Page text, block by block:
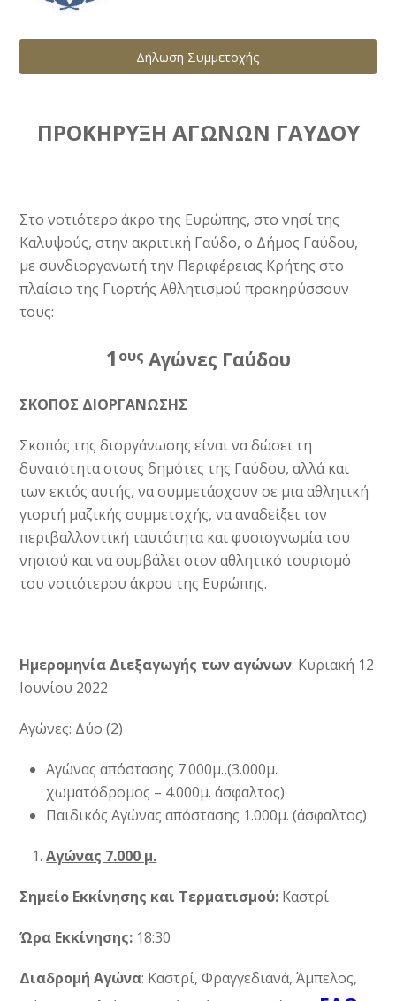
Δήλωση Συμμετοχής
ΠΡΟΚΗΡΥΞΗ ΑΓΩΝΩΝ ΓΑΥΔΟΥ
Στο νοτιότερο άκρο της Ευρώπης, στο νησί της
Καλυψούς, στην ακριτική Γαύδο, ο Δήμος Γαύδου,
με συνδιοργανωτή την Περιφέρειας Κρήτης στο
πλαίσιο της Γιορτής Αθλητισμού προκηρύσσουν
τους:
1 ους Αγώνες Γαύδου
ΣΚΟΠΟΣ ΔΙΟΡΓΑΝΩΣΗΣ
Σκοπός της διοργάνωσης είναι να δώσει τη
δυνατότητα στους δημότες της Γαύδου, αλλά και
των εκτός αυτής, να συμμετάσχουν σε μια αθλητική
γιορτή μαζικής συμμετοχής, να αναδείξει τον
περιβαλλοντική ταυτότητα και φυσιογνωμία του
νησιού και να συμβάλει στον αθλητικό τουρισμό
του νοτιότερου άκρου της Ευρώπης.
Ημερομηνία Διεξαγωγής των αγώνων: Κυριακή 12
Ιουνίου 2022
Αγώνες: Δύο (2)
Αγώνας απόστασης 7.000μ.,(3.000μ.
χωματόδρομος – 4.000μ. άσφαλτος)
Παιδικός Αγώνας απόστασης 1.000μ. (άσφαλτος)
Αγώνας 7.000 μ.
Σημείο Εκκίνησης και Τερματισμού: Καστρί
Ώρα Εκκίνησης: 18:30
Διαδρομή Αγώνα: Καστρί, Φραγγεδιανά, Άμπελος,